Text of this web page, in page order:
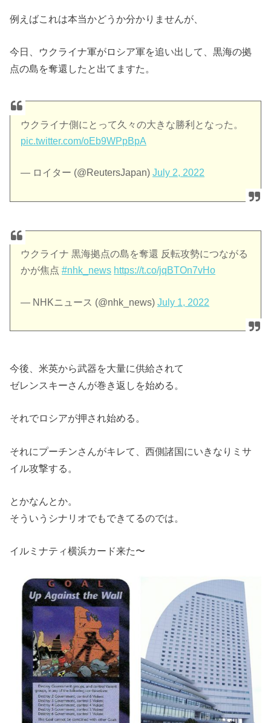
例えばこれは本当かどうか分かりませんが、
今日、ウクライナ軍がロシア軍を追い出して、黒海の拠
点の島を奪還したと出てますた。
ウクライナ側にとって久々の大きな勝利となった。
pic.twitter.com/oEb9WPpBpA
— ロイター (@ReutersJapan)July 2, 2022
ウクライナ 黒海拠点の島を奪還 反転攻勢につながる
かが焦点#nhk_news https://t.co/jqBTOn7vHo
— NHKニュース (@nhk_news)July 1, 2022
今後、米英から武器を大量に供給されて
ゼレンスキーさんが巻き返しを始める。
それでロシアが押され始める。
それにプーチンさんがキレて、西側諸国にいきなりミサ
イル攻撃する。
とかなんとか。
そういうシナリオでもできてるのでは。
イルミナティ横浜カード来た〜